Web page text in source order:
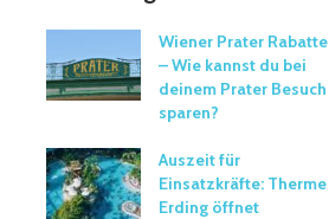
Wiener Prater Rabatte
– Wie kannst du bei
deinem Prater Besuch
sparen?
Auszeit für
Einsatzkräfte: Therme
Erding öffnet